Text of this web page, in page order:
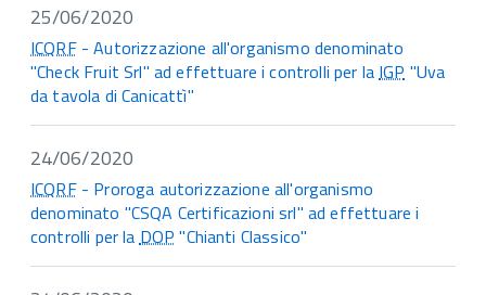
25/06/2020
ICQRF- Autorizzazione all'organismo denominato
"Check Fruit Srl" ad effettuare i controlli per laIGP "Uva
da tavola di Canicattì"
24/06/2020
ICQRF- Proroga autorizzazione all'organismo
denominato "CSQA Certificazioni srl" ad effettuare i
controlli per laDOP "Chianti Classico"